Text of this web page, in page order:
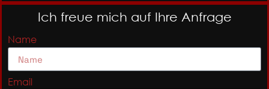
Ich freue mich auf Ihre Anfrage
Name
Email